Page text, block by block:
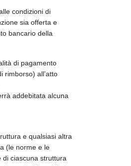
condizioni di
sia offerta e
bancario della
di pagamento
rimborso) all’atto
addebitata alcuna
e qualsiasi altra
(le norme e le
ciascuna struttura